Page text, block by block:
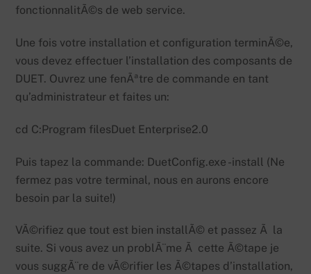
fonctionnalitÃ©s de web service.
Une fois votre installation et configuration terminÃ©e,
vous devez effectuer l’installation des composants de
DUET. Ouvrez une fenÃªtre de commande en tant
qu’administrateur et faites un:
cd C:Program filesDuet Enterprise2.0
Puis tapez la commande: DuetConfig.exe -install (Ne
fermez pas votre terminal, nous en aurons encore
besoin par la suite!)
VÃ©rifiez que tout est bien installÃ© et passez Ã la
suite. Si vous avez un problÃ¨me Ã cette Ã©tape je
vous suggÃ¨re de vÃ©rifier les Ã©tapes d’installation,